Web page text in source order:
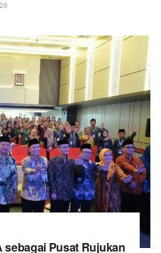
sebagai Pusat Rujukan